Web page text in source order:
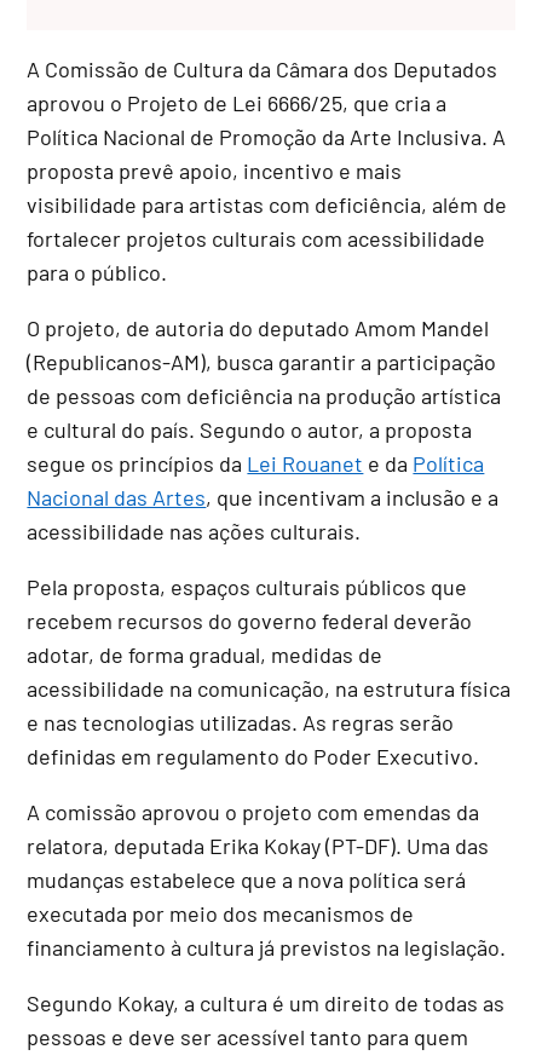
A Comissão de Cultura da Câmara dos Deputados
aprovou o Projeto de Lei 6666/25, que cria a
Política Nacional de Promoção da Arte Inclusiva. A
proposta prevê apoio, incentivo e mais
visibilidade para artistas com deficiência, além de
fortalecer projetos culturais com acessibilidade
para o público.
O projeto, de autoria do deputado Amom Mandel
(Republicanos-AM), busca garantir a participação
de pessoas com deficiência na produção artística
e cultural do país. Segundo o autor, a proposta
segue os princípios da Lei Rouanet e da Política
Nacional das Artes, que incentivam a inclusão e a
acessibilidade nas ações culturais.
Pela proposta, espaços culturais públicos que
recebem recursos do governo federal deverão
adotar, de forma gradual, medidas de
acessibilidade na comunicação, na estrutura física
e nas tecnologias utilizadas. As regras serão
definidas em regulamento do Poder Executivo.
A comissão aprovou o projeto com emendas da
relatora, deputada Erika Kokay (PT-DF). Uma das
mudanças estabelece que a nova política será
executada por meio dos mecanismos de
financiamento à cultura já previstos na legislação.
Segundo Kokay, a cultura é um direito de todas as
pessoas e deve ser acessível tanto para quem